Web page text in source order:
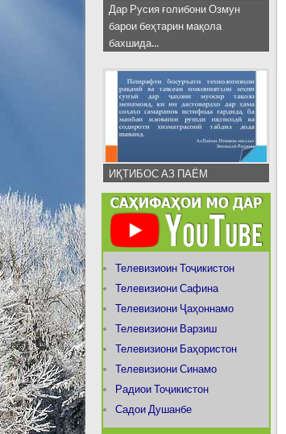
Дар Русия ғолибони Озмун
барои беҳтарин мақола
бахшида...
ИҚТИБОС АЗ ПАЁМ
Телевизиоин Тоҷикистон
Телевизиони Сафина
Телевизиони Ҷаҳоннамо
Телевизиони Варзиш
Телевизиони Баҳористон
Телевизиони Синамо
Радиои Тоҷикистон
Садои Душанбе